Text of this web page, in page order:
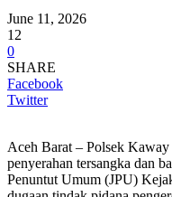
June 11, 2026
12
0
SHARE
Facebook
Twitter
Aceh Barat – Polsek
penyerahan tersangka dan
Penuntut Umum (JPU)